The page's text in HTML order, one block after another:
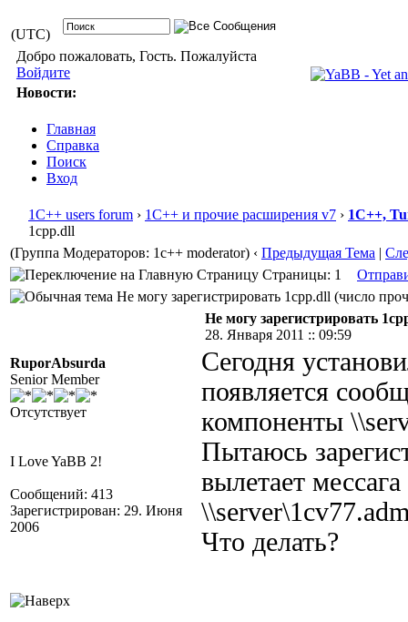
(UTC)
Добро пожаловать, Гость. Пожалуйста
Войдите
Новости:
Главная
Справка
Поиск
Вход
1С++ users forum › 1С++ и прочие расширения v7 › 1С++,
1cpp.dll
(Группа Модераторов: 1c++ moderator) ‹ Предыдущая Тема |
Страницы: 1
Не могу зарегистрировать 1cpp.dll (число
RuporAbsurda
Senior Member
Отсутствует
I Love YaBB 2!
Сообщений: 413
Зарегистрирован: 29. Июня
2006
Не могу зарегистрировать
28. Января 2011 :: 09:59
Сегодня
появляется
компоненты
Пытаюсь
вылетает
Что делать?